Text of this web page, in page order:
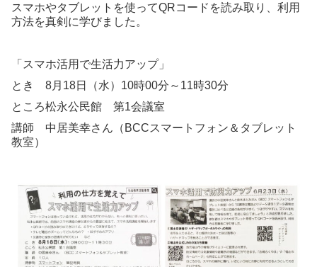
スマホやタブレットを使ってQRコードを読み取り、利用
方法を真剣に学びました。
「スマホ活用で生活力アップ」
とき 8月18日（水）10時00分～11時30分
ところ松永公民館 第1会議室
講師 中居美幸さん（BCCスマートフォン＆タブレット
教室）